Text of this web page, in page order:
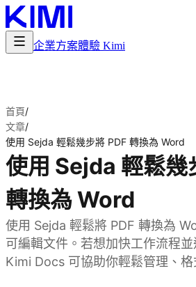
企業方案體驗 Kimi
首頁/
文章/
使用 Sejda 輕鬆幾步將 PDF 轉換為 Word
使用 Sejda 輕鬆幾
轉換為 Word
使用 Sejda 輕鬆將 PDF 轉換為
可編輯文件。若想加快工作流程並
Kimi Docs 可協助你輕鬆管理、格